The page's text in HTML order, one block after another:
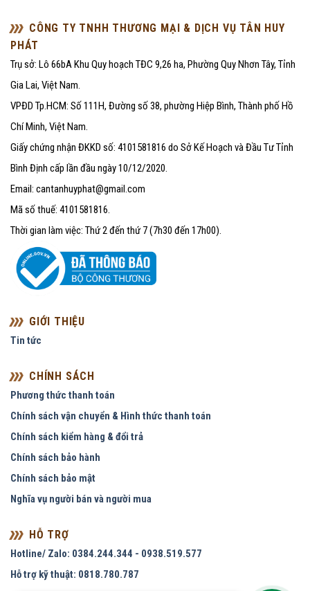
CÔNG TY TNHH THƯƠNG MẠI & DỊCH VỤ TÂN HUY
PHÁT
Trụ sở: Lô 66bA Khu Quy hoạch TĐC 9,26 ha, Phường Quy Nhơn Tây, Tỉnh
Gia Lai, Việt Nam.
VPĐD Tp.HCM: Số 111H, Đường số 38, phường Hiệp Bình, Thành phố Hồ
Chí Minh, Việt Nam.
Giấy chứng nhận ĐKKD số: 4101581816 do Sở Kế Hoạch và Đầu Tư Tỉnh
Bình Định cấp lần đầu ngày 10/12/2020.
Email: cantanhuyphat@gmail.com
Mã số thuế: 4101581816.
Thời gian làm việc: Thứ 2 đến thứ 7 (7h30 đến 17h00).
GIỚI THIỆU
Tin tức
CHÍNH SÁCH
Phương thức thanh toán
Chính sách vận chuyển & Hình thức thanh toán
Chính sách kiểm hàng & đổi trả
Chính sách bảo hành
Chính sách bảo mật
Nghĩa vụ người bán và người mua
HỖ TRỢ
Hotline/ Zalo: 0384.244.344 - 0938.519.577
Hỗ trợ kỹ thuật: 0818.780.787